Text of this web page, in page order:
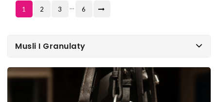
1 2 3 … 6
Musli I Granulaty